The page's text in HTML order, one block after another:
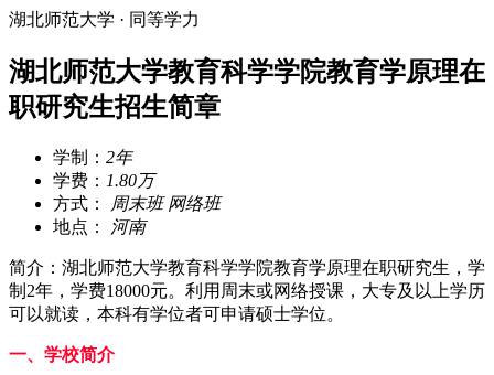
湖北师范大学 · 同等学力
湖北师范大学教育科学学院教育学原理在
职研究生招生简章
学制： 2年
学费： 1.80万
方式：
周末班 网络班
地点：
河南
简介：湖北师范大学教育科学学院教育学原理在职研究生，学
制2年，学费18000元。利用周末或网络授课，大专及以上学历
可以就读，本科有学位者可申请硕士学位。
一、学校简介